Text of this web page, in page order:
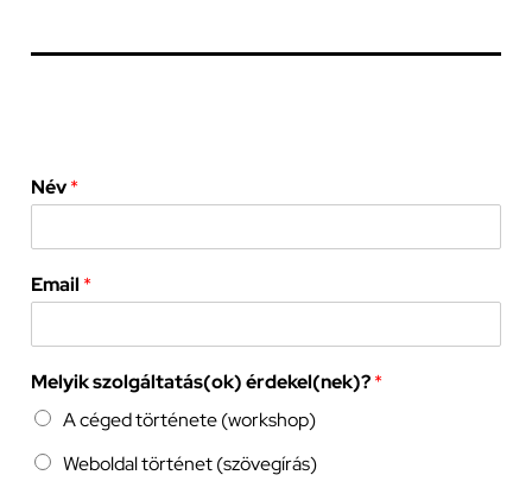
Név*
Email *
Melyik szolgáltatás(ok) érdekel(nek)?*
A céged története (workshop)
Weboldal történet (szövegírás)